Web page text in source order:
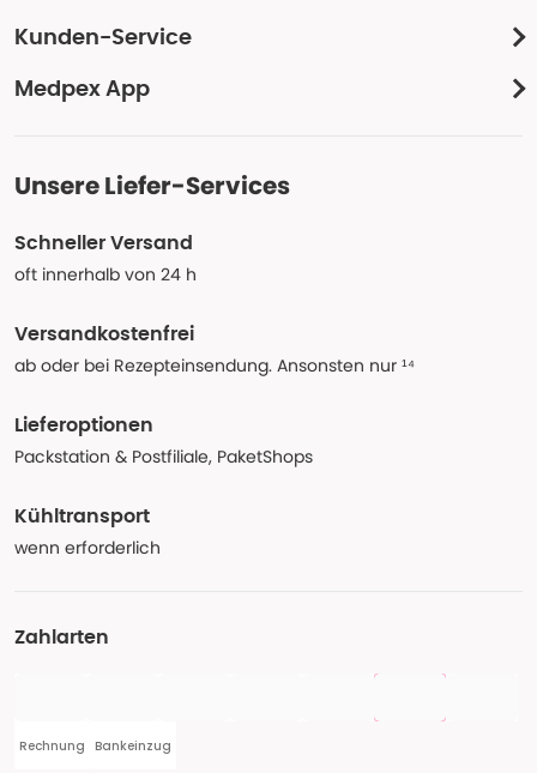
Kunden-Service
Medpex App
Unsere Liefer-Services
Schneller Versand
oft innerhalb von 24 h
Versandkostenfrei
ab oder bei Rezepteinsendung. Ansonsten nur ¹⁴
Lieferoptionen
Packstation & Postfiliale, PaketShops
Kühltransport
wenn erforderlich
Zahlarten
Rechnung Bankeinzug